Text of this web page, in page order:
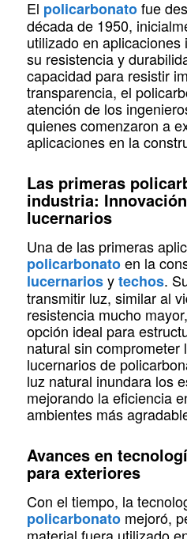
El policarbonatofue
década de 1950,
utilizado en
su resistencia y
capacidad para resistir
transparencia, el
atención de los
quienes comenzaron a
aplicaciones en la
Las primeras
industria:
lucernarios
Una de las primeras
policarbonatoen la
lucernariosytechos.
transmitir luz, similar al
resistencia mucho
opción ideal para
natural sin comprometer
lucernarios de
luz natural inundara los
mejorando la eficiencia
ambientes más
Avances en
para exteriores
Con el tiempo, la
policarbonatomejoró,